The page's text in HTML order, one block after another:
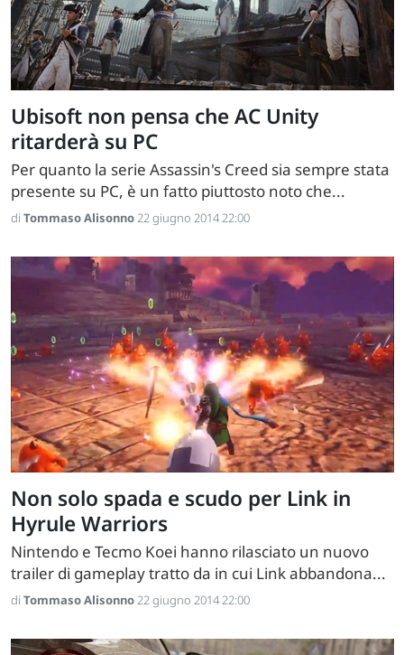
Ubisoft non pensa che AC Unity
ritarderà su PC
Per quanto la serie Assassin's Creed sia sempre stata
presente su PC, è un fatto piuttosto noto che...
di Tommaso Alisonno22 giugno 2014 22:00
Non solo spada e scudo per Link in
Hyrule Warriors
Nintendo e Tecmo Koei hanno rilasciato un nuovo
trailer di gameplay tratto da in cui Link abbandona...
di Tommaso Alisonno22 giugno 2014 22:00